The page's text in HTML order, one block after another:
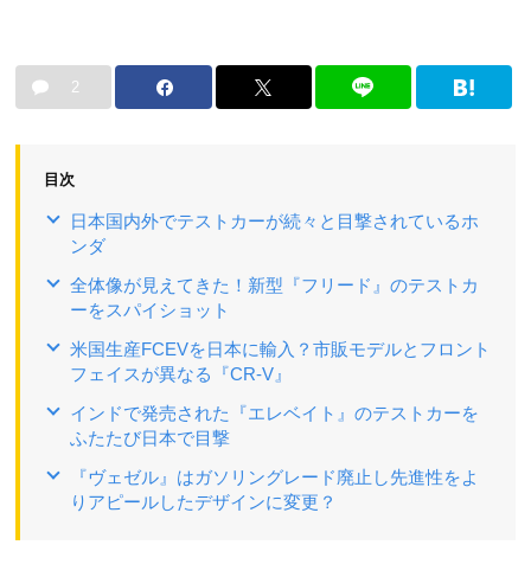
2
目次
日本国内外でテストカーが続々と目撃されているホ
ンダ
全体像が見えてきた！新型『フリード』のテストカ
ーをスパイショット
米国生産FCEVを日本に輸入？市販モデルとフロント
フェイスが異なる『CR-V』
インドで発売された『エレベイト』のテストカーを
ふたたび日本で目撃
『ヴェゼル』はガソリングレード廃止し先進性をよ
りアピールしたデザインに変更？